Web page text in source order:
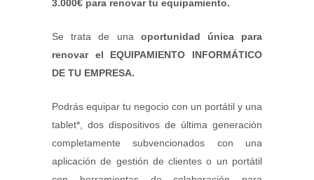
3.000€ para renovar tu equipamiento.
Se trata de una oportunidad única para
renovar el EQUIPAMIENTO INFORMÁTICO
DE TU EMPRESA.
Podrás equipar tu negocio con un portátil y una
tablet*, dos dispositivos de última generación
completamente subvencionados con una
aplicación de gestión de clientes o un portátil